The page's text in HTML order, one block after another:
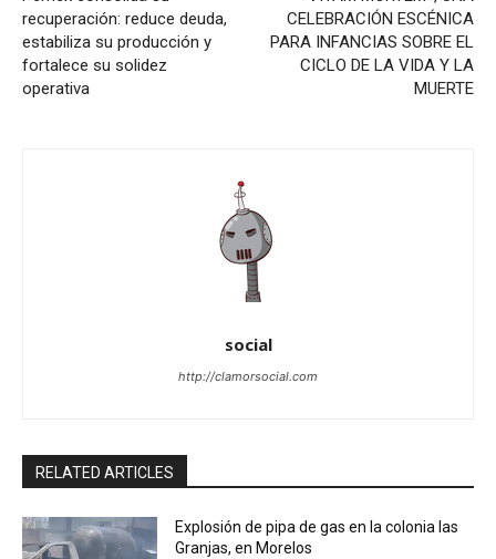
recuperación: reduce deuda,
estabiliza su producción y
fortalece su solidez
operativa
CELEBRACIÓN ESCÉNICA
PARA INFANCIAS SOBRE EL
CICLO DE LA VIDA Y LA
MUERTE
social
http://clamorsocial.com
RELATED ARTICLES
Explosión de pipa de gas en la colonia las
Granjas, en Morelos